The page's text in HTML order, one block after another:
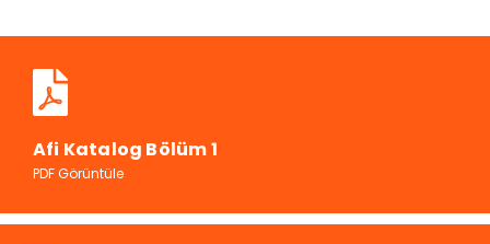
Afi Katalog Bölüm 1
PDF Görüntüle